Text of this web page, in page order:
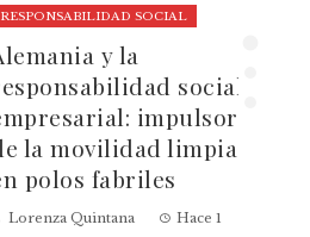
RESPONSABILIDAD SOCIAL
y la
social
impulsores
la movilidad limpia
polos fabriles
Lorenza Quintana
Hace 1